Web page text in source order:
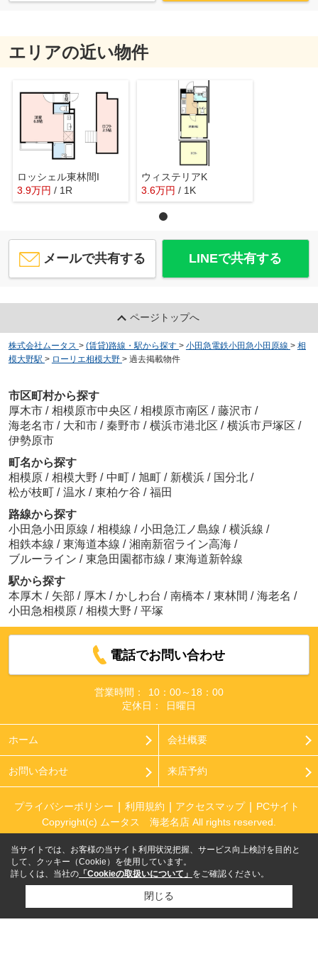
エリアの近い物件
ロッシェル東林間I
3.9万円 / 1R
ウィステリアK
3.6万円 / 1K
メールで共有する LINEで共有する
ページトップへ
株式会社ムータス > (賃貸)路線・駅から探す > 小田急電鉄小田急小田原線 > 相
模大野駅 > ローリエ相模大野 > 過去掲載物件
市区町村から探す
厚木市 / 相模原市中央区 / 相模原市南区 / 藤沢市 /
海老名市 / 大和市 / 秦野市 / 横浜市港北区 / 横浜市戸塚区 /
伊勢原市
町名から探す
相模原 / 相模大野 / 中町 / 旭町 / 新横浜 / 国分北 /
松が枝町 / 温水 / 東柏ケ谷 / 福田
路線から探す
小田急小田原線 / 相模線 / 小田急江ノ島線 / 横浜線 /
相鉄本線 / 東海道本線 / 湘南新宿ライン高海 /
ブルーライン / 東急田園都市線 / 東海道新幹線
駅から探す
本厚木 / 矢部 / 厚木 / かしわ台 / 南橋本 / 東林間 / 海老名 /
小田急相模原 / 相模大野 / 平塚
電話でお問い合わせ
営業時間：
10：00～18：00
定休日：
日曜日
ホーム 会社概要
お問い合わせ 来店予約
プライバシーポリシー 利用規約 アクセスマップ
PCサイト
Copyright(c) ムータス 海老名店 All rights reserved.
当サイトでは、お客様の当サイト利用状況把握、サービス向上検討を目的と
して、クッキー（Cookie）を使用しています。
詳しくは、当社の 「Cookieの取扱いについて」 をご確認ください。
閉じる